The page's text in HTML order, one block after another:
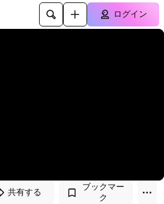
プ
ログイン
共有する
ブックマー
ク